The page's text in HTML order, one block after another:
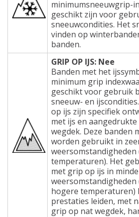
minimumsneeuwgrip-
geschikt zijn voor
sneeuwcondities. Het
vinden op
banden.
GRIP OP IJS: Nee
Banden met het
minimum grip
geschikt voor gebruik
sneeuw- en
op ijs zijn specifiek
met ijs en
wegdek. Deze banden
worden gebruikt in
weersomstandigheden
temperaturen). Het
met grip op ijs in
weersomstandigheden
hogere temperaturen)
prestaties leiden, met
grip op nat wegdek,